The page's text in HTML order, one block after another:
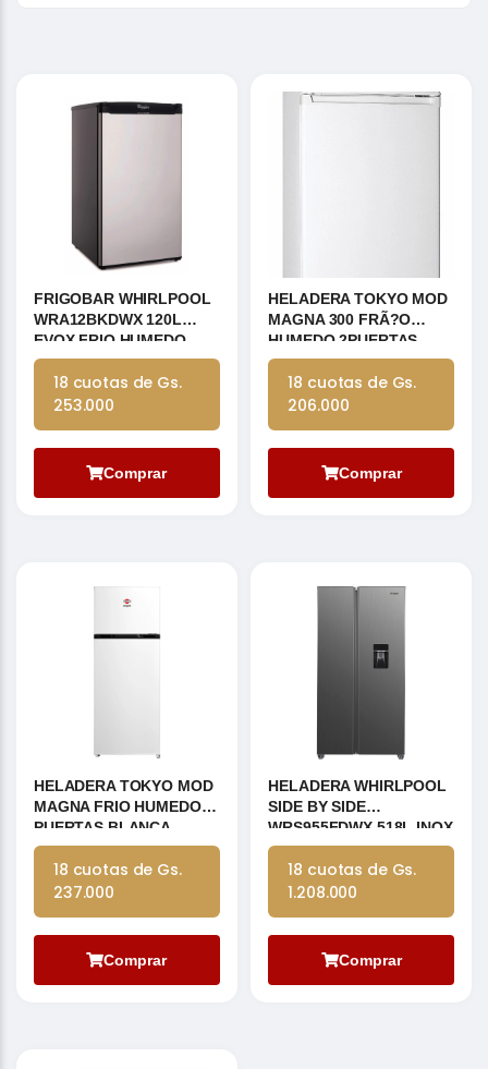
FRIGOBAR WHIRLPOOL
WRA12BKDWX 120L
EVOX FRIO HUMEDO
18 cuotas de Gs.
253.000
Comprar
HELADERA TOKYO MOD
MAGNA 300 FRÃ?O
HUMEDO 2PUERTAS
BLANCA
18 cuotas de Gs.
206.000
Comprar
HELADERA TOKYO MOD
MAGNA FRIO HUMEDO 2
PUERTAS BLANCA
18 cuotas de Gs.
237.000
Comprar
HELADERA WHIRLPOOL
SIDE BY SIDE
WRS955FDWX 518L INOX
INVERTER FRIO SECO
18 cuotas de Gs.
1.208.000
Comprar